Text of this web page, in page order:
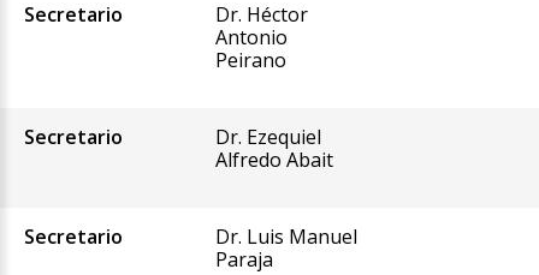
Secretario
Dr. Héctor
Antonio
Peirano
Secretario
Dr. Ezequiel
Alfredo Abait
Secretario
Dr. Luis Manuel
Paraja